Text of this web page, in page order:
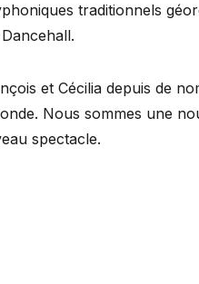
traditionnels
et Cécilia depuis de
Nous sommes une
spectacle.